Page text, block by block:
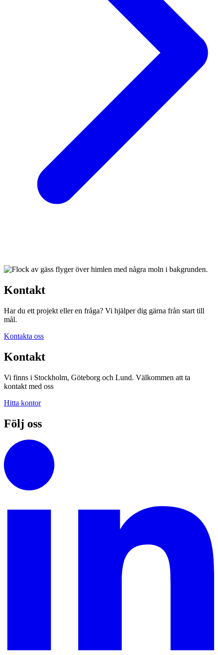
Kontakt
Har du ett projekt eller en fråga? Vi hjälper dig gärna från start till
mål.
Kontakta oss
Kontakt
Vi finns i Stockholm, Göteborg och Lund. Välkommen att ta
kontakt med oss
Hitta kontor
Följ oss